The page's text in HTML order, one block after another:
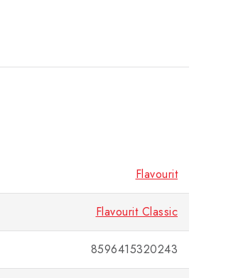
Flavourit
Flavourit Classic
8596415320243